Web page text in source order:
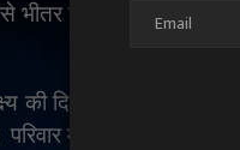
से भीतर खुशी और संतोष का
की दिशा में मजबूत कदम
में संतान की उपलब्धि